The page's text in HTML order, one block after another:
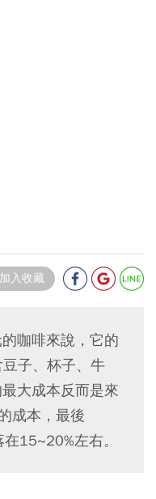
加入收藏
咖啡來說，它的
子、杯子、牛
大成本反而是來
成本，最後
15~20%左右。